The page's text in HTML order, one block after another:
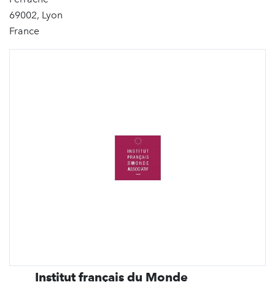
69002, Lyon
France
Institut français du Monde